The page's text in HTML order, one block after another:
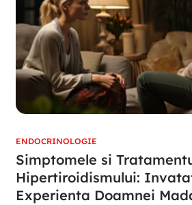
ENDOCRINOLOGIE
Simptomele si
Hipertiroidismului:
Experienta Doamnei